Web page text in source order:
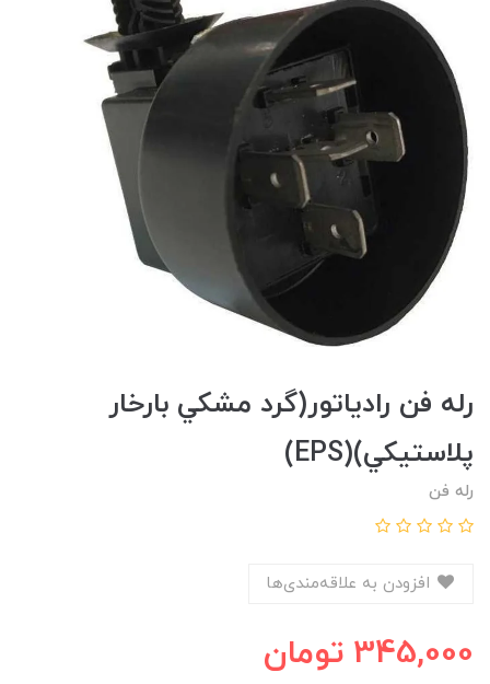
رله فن رادياتور(گرد مشکي بارخار
پلاستيکي)(EPS)
رله فن
345,000 تومان